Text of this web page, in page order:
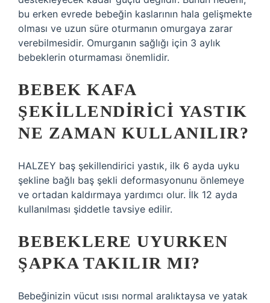
bu erken evrede bebeğin kaslarının hala gelişmekte
olması ve uzun süre oturmanın omurgaya zarar
verebilmesidir. Omurganın sağlığı için 3 aylık
bebeklerin oturmaması önemlidir.
BEBEK KAFA
ŞEKILLENDIRICI YASTIK
NE ZAMAN KULLANILIR?
HALZEY baş şekillendirici yastık, ilk 6 ayda uyku
şekline bağlı baş şekli deformasyonunu önlemeye
ve ortadan kaldırmaya yardımcı olur. İlk 12 ayda
kullanılması şiddetle tavsiye edilir.
BEBEKLERE UYURKEN
ŞAPKA TAKILIR MI?
Bebeğinizin vücut ısısı normal aralıktaysa ve yatak